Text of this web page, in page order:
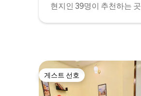
현지인 39명이 추천하는 곳
게스트 선호
게스트 선호